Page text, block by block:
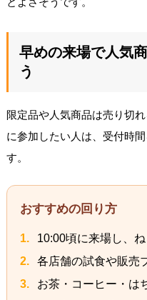
早めの来場で人気
う
限定品や人気商品は売り切
に参加したい人は、受付時
す。
おすすめの回り方
10:00頃に来場し、
各店舗の試食や販売
お茶・コーヒー・は